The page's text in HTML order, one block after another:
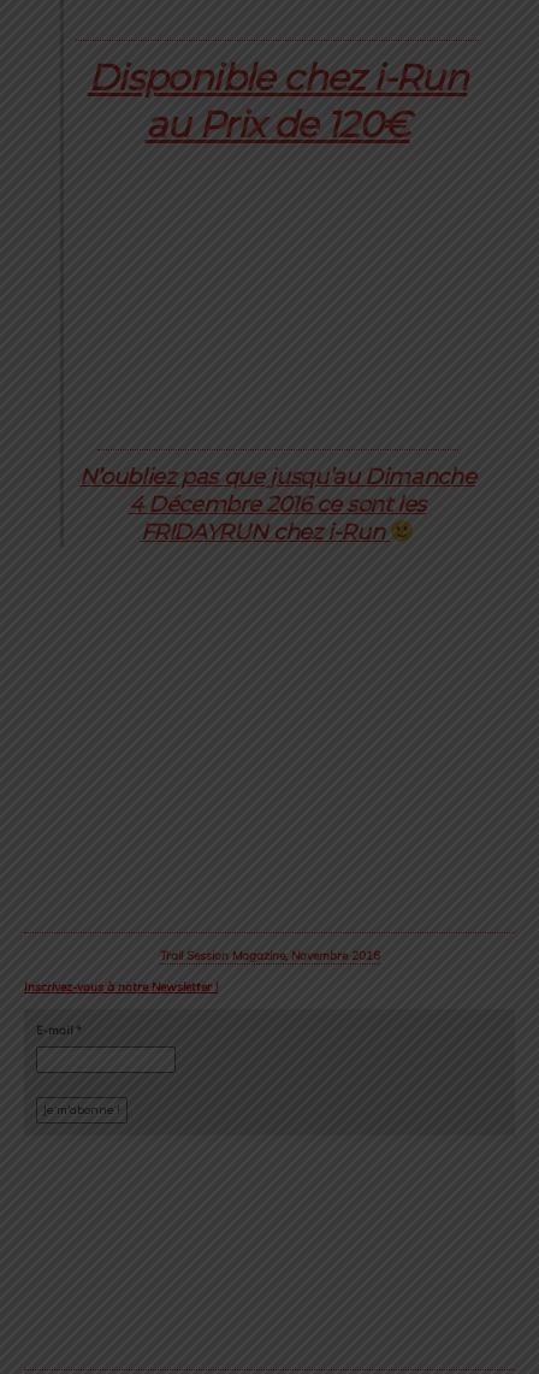
Disponible chez i-Run
au Prix de 120€
Cédric Masip
▲ Cédric Masip - 42 ans ▲
Marié - 1 enfant
⏱ 42.195km [RP] 2h46’52
Runner & Cyclist